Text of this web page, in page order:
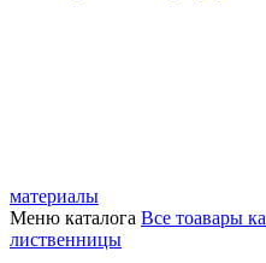
материалы
Меню каталога Все тоавары
лиственницы